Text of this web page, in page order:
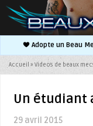
Adopte un Beau
Accueil » Videos de beaux
Un étudiant
29 avril 2015
▼